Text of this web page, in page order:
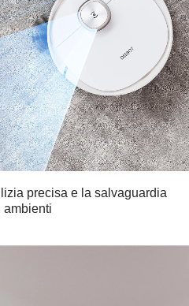
precisa e la salvaguardia
ambienti